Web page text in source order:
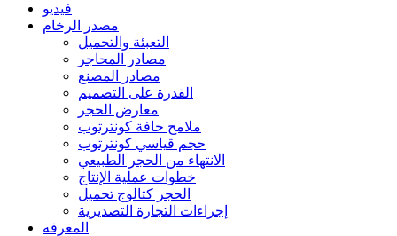
فيديو
مصدر الرخام
التعبئة والتحميل
مصادر المحاجر
مصادر المصنع
القدرة على التصميم
معارض الحجر
ملامح حافة كونترتوب
حجم قياسي كونترتوب
الانتهاء من الحجر الطبيعي
خطوات عملية الإنتاج
الحجر كتالوج تحميل
إجراءات التجارة التصديرية
المعرفه